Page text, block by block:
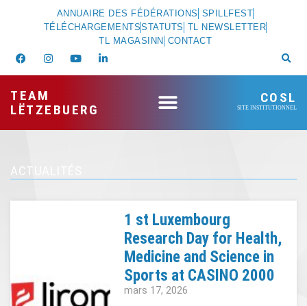
ANNUAIRE DES FÉDÉRATIONS SPILLFEST
TÉLÉCHARGEMENTSSTATUTS TL NEWSLETTER
TL MAGASINN CONTACT
TEAM
LËTZEBUERG
COSL
SITE INSTITUTIONNEL
ACTUALITÉS
1 st Luxembourg
Research Day for Health,
Medicine and Science in
Sports at CASINO 2000
mars 17, 2026